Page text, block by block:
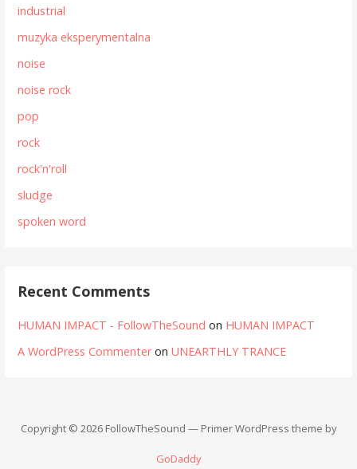
industrial
muzyka eksperymentalna
noise
noise rock
pop
rock
rock'n'roll
sludge
spoken word
Recent Comments
HUMAN IMPACT - FollowTheSound on HUMAN IMPACT
A WordPress CommenteronUNEARTHLY TRANCE
Copyright © 2026 FollowTheSound — Primer WordPress theme by
GoDaddy